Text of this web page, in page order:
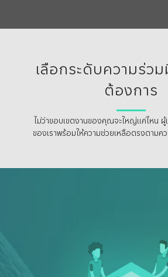
เลือกระดับความร่ว
ต้องการ
ไม่ว่าขอบเขตงานของคุณจะใหญ่แค่ไหน ผู้
ของเราพร้อมให้ความช่วยเหลือตรงตาม